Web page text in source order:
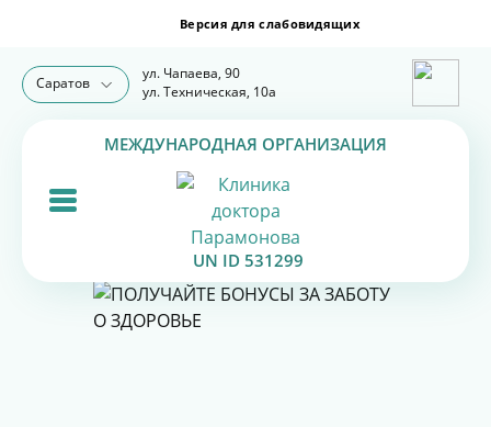
Саратов
ул. Чапаева, 90
ул. Техническая, 10а
МЕЖДУНАРОДНАЯ ОРГАНИЗАЦИЯ
UN ID 531299